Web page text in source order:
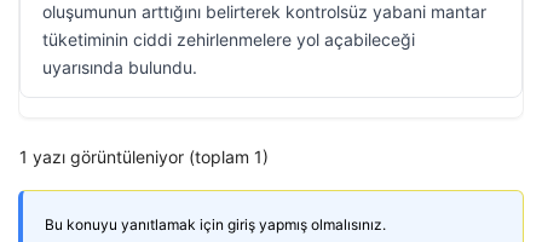
oluşumunun arttığını belirterek kontrolsüz yabani mantar
tüketiminin ciddi zehirlenmelere yol açabileceği
uyarısında bulundu.
1 yazı görüntüleniyor (toplam 1)
Bu konuyu yanıtlamak için giriş yapmış olmalısınız.